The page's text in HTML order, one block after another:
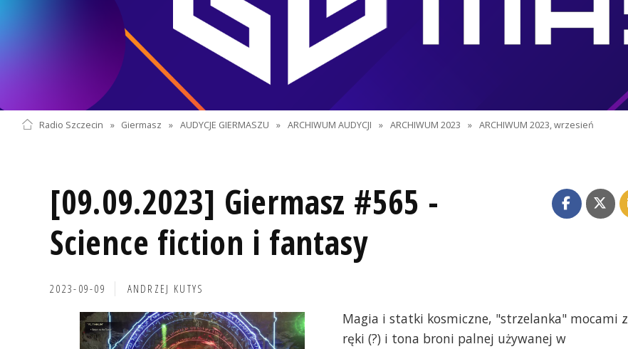
Radio Szczecin » Giermasz » AUDYCJE GIERMASZU » ARCHIWUM AUDYCJI » ARCHIWUM 2023 » ARCHIWUM 2023, wrzesień
[09.09.2023] Giermasz #565 -
Science fiction i fantasy
2023-09-09 ANDRZEJ KUTYS
Magia i statki kosmiczne, "strzelanka" mocami z
ręki (?) i tona broni palnej używanej w